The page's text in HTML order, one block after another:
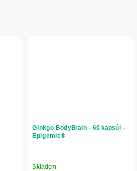
Ginkgo BodyBrain - 60 kapsúl -
Epigemic®
Skladom